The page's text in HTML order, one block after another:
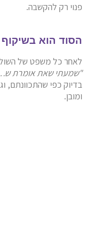
פנוי רק להקשבה.
הסוד הוא בשיקוף
לאחר כל משפט של
"שמעתי שאת אומרת
בדיוק כפי שהתכוונתם,
ומובן.